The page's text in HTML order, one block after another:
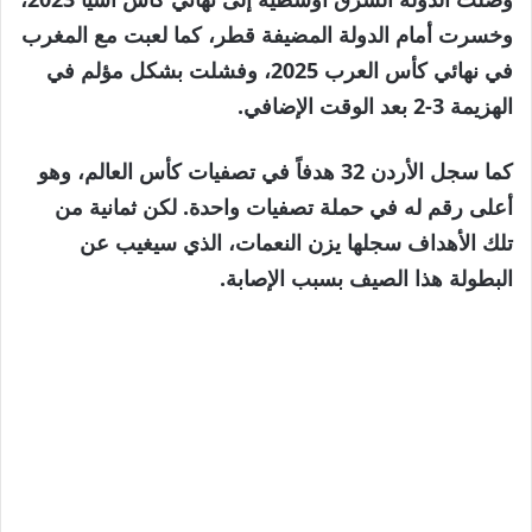
وخسرت أمام الدولة المضيفة قطر، كما لعبت مع المغرب
في نهائي كأس العرب 2025، وفشلت بشكل مؤلم في
الهزيمة 3-2 بعد الوقت الإضافي.
كما سجل الأردن 32 هدفاً في تصفيات كأس العالم، وهو
أعلى رقم له في حملة تصفيات واحدة. لكن ثمانية من
تلك الأهداف سجلها يزن النعمات، الذي سيغيب عن
البطولة هذا الصيف بسبب الإصابة.